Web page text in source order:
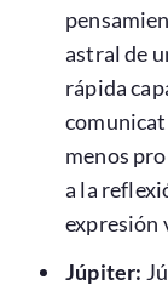
astral de
rápida
menos
a la
expresión
Júpiter: